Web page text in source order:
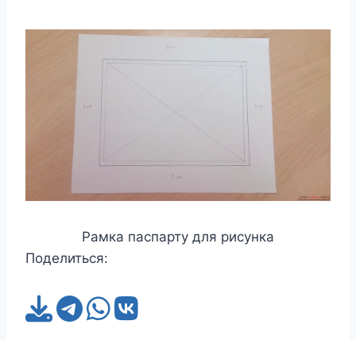
Рамка паспарту для рисунка
Поделиться: